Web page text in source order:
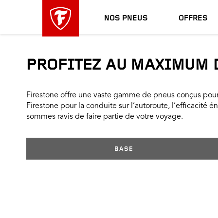
NOS PNEUS OFFRES
skipped
PROFITEZ AU MAXIMUM
Firestone offre une vaste gamme de pneus conçus
Firestone pour la conduite sur l’autoroute, l’efficacité
sommes ravis de faire partie de votre voyage.
BASE